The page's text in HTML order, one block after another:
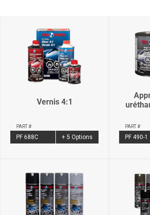
Vernis 4:1
PART #
PF 688C + 5 Options
PART #
PF 490-1